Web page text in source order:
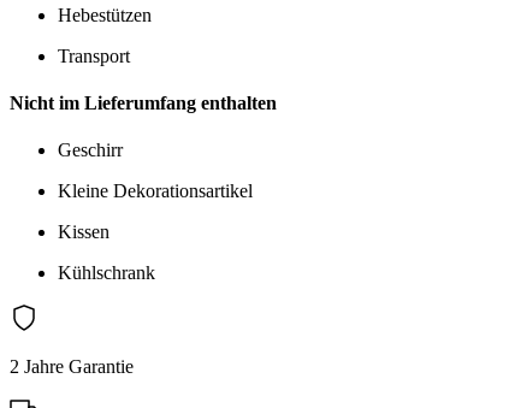
Hebestützen
Transport
Nicht im Lieferumfang enthalten
Geschirr
Kleine Dekorationsartikel
Kissen
Kühlschrank
2 Jahre Garantie